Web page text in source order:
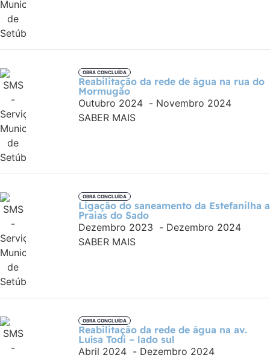
OBRA CONCLUÍDA
Reabilitação da rede de água na rua do
Mormugão
Outubro 2024 - Novembro 2024
SABER MAIS
OBRA CONCLUÍDA
Ligação do saneamento da Estefanilha a
Praias do Sado
Dezembro 2023 - Dezembro 2024
SABER MAIS
OBRA CONCLUÍDA
Reabilitação da rede de água na av.
Luísa Todi – lado sul
Abril 2024 - Dezembro 2024